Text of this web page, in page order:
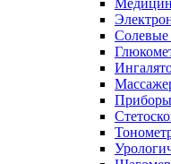
Cолевые